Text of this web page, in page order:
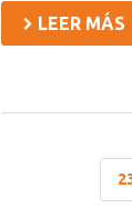
LEER MÁS